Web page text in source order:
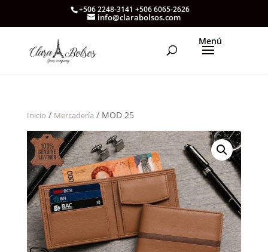
+506 2248-3141 +506 6065-2626
info@clarabolsos.com
Inicio / Mercadería / MOD 25